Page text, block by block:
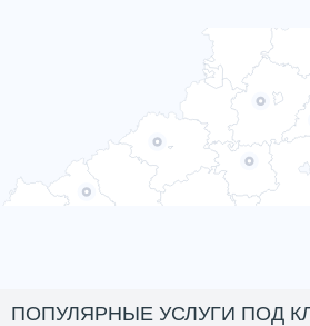
ПОПУЛЯРНЫЕ УСЛУГИ ПОД